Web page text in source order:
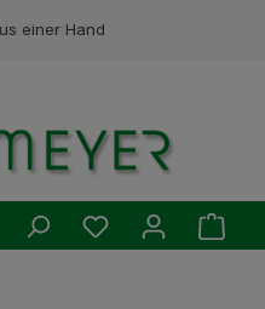
einer Hand
Du hast 0